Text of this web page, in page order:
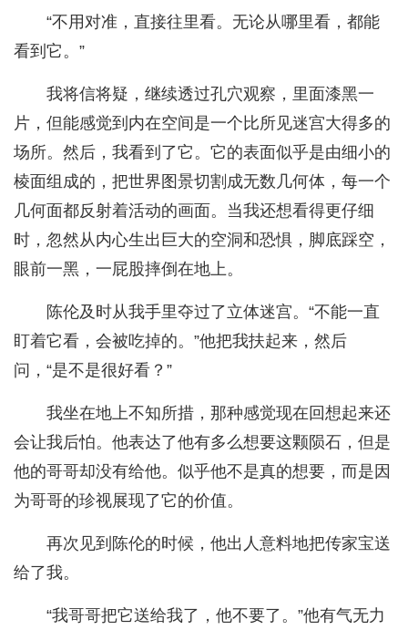
“不用对准，直接往里看。无论从哪里看，都能
看到它。”
我将信将疑，继续透过孔穴观察，里面漆黑一
片，但能感觉到内在空间是一个比所见迷宫大得多的
场所。然后，我看到了它。它的表面似乎是由细小的
棱面组成的，把世界图景切割成无数几何体，每一个
几何面都反射着活动的画面。当我还想看得更仔细
时，忽然从内心生出巨大的空洞和恐惧，脚底踩空，
眼前一黑，一屁股摔倒在地上。
陈伦及时从我手里夺过了立体迷宫。“不能一直
盯着它看，会被吃掉的。”他把我扶起来，然后
问，“是不是很好看？”
我坐在地上不知所措，那种感觉现在回想起来还
会让我后怕。他表达了他有多么想要这颗陨石，但是
他的哥哥却没有给他。似乎他不是真的想要，而是因
为哥哥的珍视展现了它的价值。
再次见到陈伦的时候，他出人意料地把传家宝送
给了我。
“我哥哥把它送给我了，他不要了。”他有气无力